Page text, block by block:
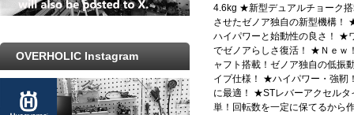
4.6kg ★新型デュアルチョーク
させたゼノア独自の新型機構！
ハイパワーと始動性の良さ！ ★
でゼノアらしさ復活！ ★Ｎｅ
ャフト搭載！ゼノア独自の低振
イプ仕様！ ★ハイパワー・強靭
に最適！ ★STレバーアクセル
単！回転数を一定に保てるから
OVERHOLIC Instagram